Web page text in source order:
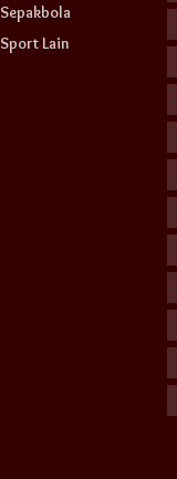
Sepakbola
Sport Lain